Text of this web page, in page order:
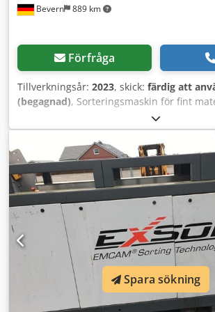
Bevern 889 km
Förfråga
Tillverkningsår: 2023, skick: färdig att
(begagnad), Sorteringsmaskin för fint
ventiler, få drifttimmar, står fortfarande
testas med ditt material. Djdpoxmvnbsfx
Spara sökning